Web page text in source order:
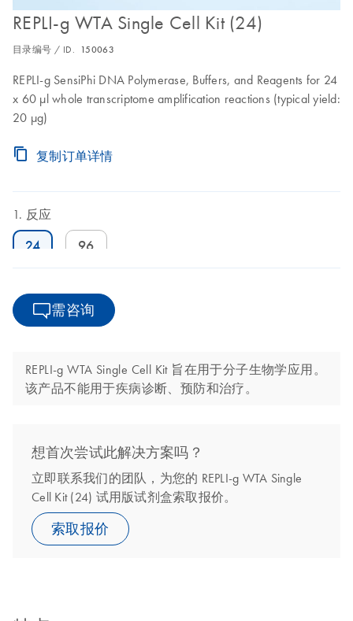
REPLI-g WTA Single Cell Kit (24)
目录编号 / ID. 150063
REPLI-g SensiPhi DNA Polymerase, Buffers, and Reagents for 24
x 60 µl whole transcriptome amplification reactions (typical yield:
20 µg)
复制订单详情
反应
24 96
需咨询
REPLI-g WTA Single Cell Kit 旨在用于分子生物学应用。
该产品不能用于疾病诊断、预防和治疗。
想首次尝试此解决方案吗？
立即联系我们的团队，为您的 REPLI-g WTA Single
Cell Kit (24) 试用版试剂盒索取报价。
索取报价